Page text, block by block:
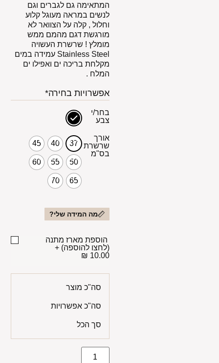
המתאימה גם לגברים וגם
לנשים במראה מעוגל קלוע
וחלול , קלה על הצוואר לא
מורגשת דגם מהמם ממש
מומלץ ! שרשרת העשויה
Stainless Steel עמידה במים
מקלחת בריכה ים ואפילו ים
המלח .
אפשרויות בחירה*
בחר/י
צבע
אורך
שרשרת
בס"מ
37
40
45
50
55
60
65
70
מה המידה שלי?
הוספת מארז מתנה
(לחצו להוספה) +
10.00 ₪
סה"כ מוצר
סה"כ אפשרויות
סך הכל